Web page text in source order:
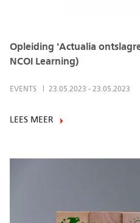
Opleiding 'Actualia
NCOI Learning)
EVENTS 23.05.2023 - 23.05.2023
LEES MEER